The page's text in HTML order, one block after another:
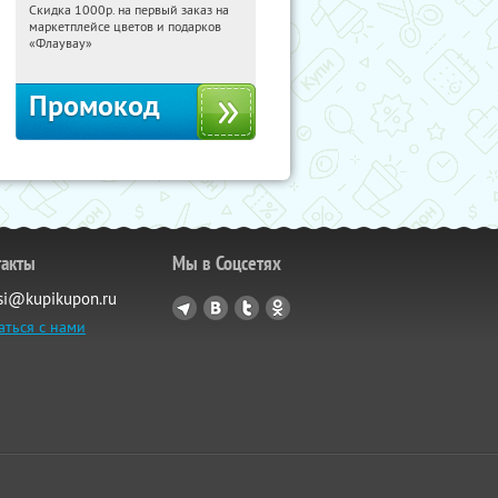
12:39:41 Получили:
Россия
Скидка 1000р. на первый заказ на
маркетплейсе цветов и подарков
«Флаувау»
Промокод
с нами
Мы в Соцсетях